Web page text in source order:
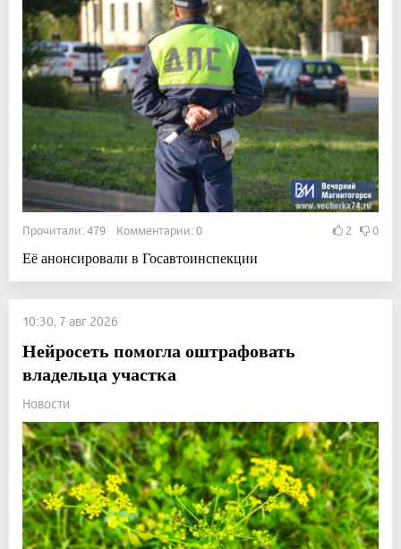
Прочитали: 479 Комментарии: 0 2 0
Её анонсировали в Госавтоинспекции
10:30, 7 авг 2026
Нейросеть помогла оштрафовать
владельца участка
Новости